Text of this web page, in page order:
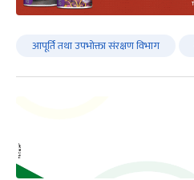
आपूर्ति तथा उपभोक्ता संरक्षण विभाग